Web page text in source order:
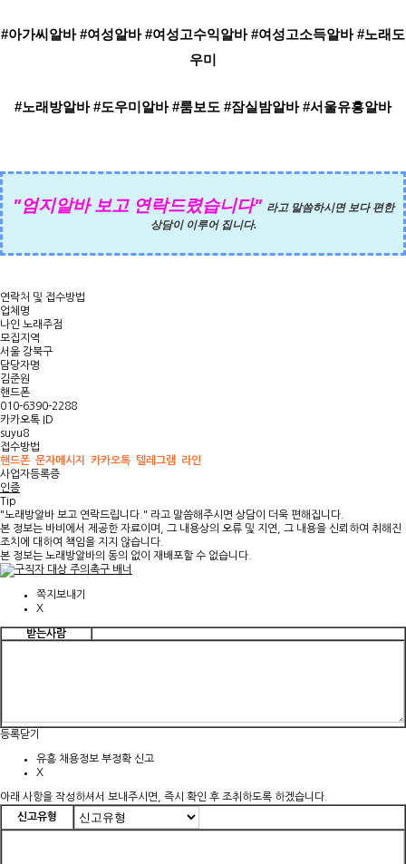
#아가씨알바 #여성알바 #여성고수익알바 #여성고소득알바 #노래도
우미
#노래방알바 #도우미알바 #룸보도 #잠실밤알바 #서울유흥알바
"엄지알바보고 연락드렸습니다" 라고 말씀하시면 보다 편한
상담이 이루어 집니다.
연락처 및 접수방법
업체명
나인 노래주점
모집지역
서울 강북구
담당자명
김준원
핸드폰
010-6390-2288
카카오톡 ID
suyu8
접수방법
핸드폰 문자메시지 카카오톡 텔레그램 라인
사업자등록증
인증
Tip
"노래방알바 보고 연락드립니다." 라고 말씀해주시면 상담이 더욱 편해집니다.
본 정보는 바비 에서 제공한 자료이며, 그 내용상의 오류 및 지연, 그 내용을 신뢰하여 취해진
조치에 대하여 책임을 지지 않습니다.
본 정보는 노래방알바의 동의 없이 재배포할 수 없습니다.
쪽지보내기
X
받는사람
등록닫기
유흥 채용정보 부정확 신고
X
아래 사항을 작성하셔서 보내주시면, 즉시 확인 후 조취하도록 하겠습니다.
신고유형